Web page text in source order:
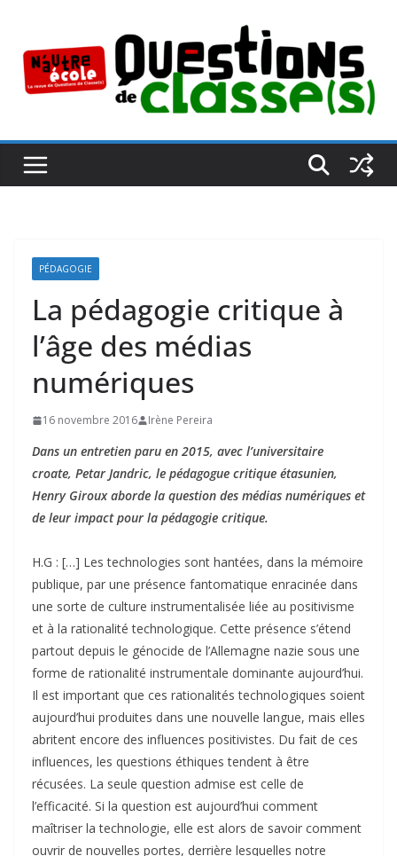
contenu
PÉDAGOGIE
La pédagogie critique à
l’âge des médias
numériques
16 novembre 2016 Irène Pereira
Dans un entretien paru en 2015, avec l’universitaire
croate, Petar Jandric, le pédagogue critique étasunien,
Henry Giroux aborde la question des médias numériques et
de leur impact pour la pédagogie critique.
H.G : […] Les technologies sont hantées, dans la mémoire
publique, par une présence fantomatique enracinée dans
une sorte de culture instrumentalisée liée au positivisme
et à la rationalité technologique. Cette présence s’étend
partout depuis le génocide de l’Allemagne nazie sous une
forme de rationalité instrumentale dominante aujourd’hui.
Il est important que ces rationalités technologiques soient
aujourd’hui produites dans une nouvelle langue, mais elles
abritent encore des influences positivistes. Du fait de ces
influences, les questions éthiques tendent à être
récusées. La seule question admise est celle de
l’efficacité. Si la question est aujourd’hui comment
maîtriser la technologie, elle est alors de savoir comment
ouvrir de nouvelles portes, derrière lesquelles notre